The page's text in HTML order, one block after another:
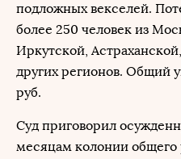
подложных векселей.
более 250 человек из
Иркутской,
других регионов. Общий
руб.
Суд приговорил
месяцам колонии